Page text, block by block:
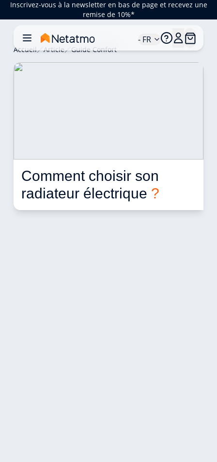
Inscrivez-vous à la newsletter en bas de page et recevez une
remise de 10%*
- FR
Accueil Article Guide Confort
Comment choisir son
radiateur électrique ?